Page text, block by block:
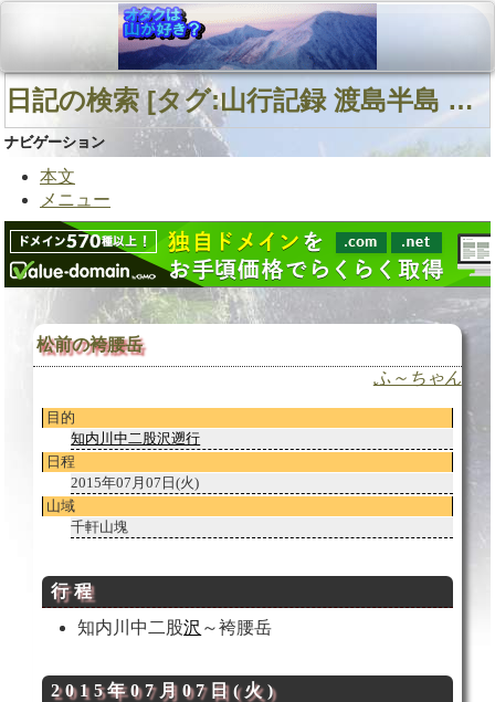
日記の検索 [タグ:山行記録 渡島半島 千軒山塊/袴腰岳 知内川中二股沢] 01～01(01件中)
ナビゲーション
本文
メニュー
松前の袴腰岳
ふ～ちゃん
目的
知内川中二股沢遡行
日程
2015年07月07日(火)
山域
千軒山塊
行程
知内川中二股沢 ～袴腰岳
2015年07月07日(火)